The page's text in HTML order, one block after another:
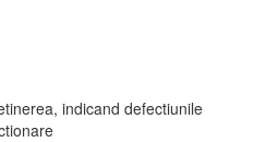
indicand defectiunile